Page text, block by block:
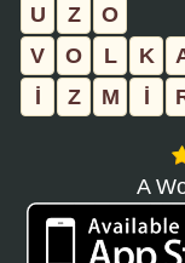
U
Z
O
V
O L K
İ
Z M İ
A